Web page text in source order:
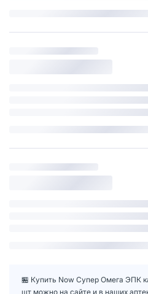
🏪 Купить Now Супер Омега ЭПК
шт можно на сайте и в наших